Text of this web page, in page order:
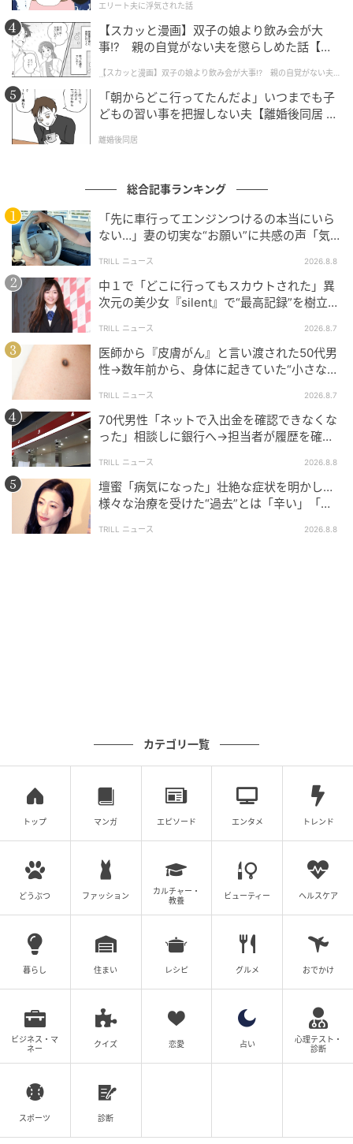
ブログ：五箇野人（ 五箇野人の海外旅日記 ）
全話一覧を見る
クリエイター情報
五箇野人
ン（小学館）で連載中。
の記事をもっとみる
エリート夫に浮気された話
【スカッと漫画】双子の娘より飲み会が大
事!? 親の自覚がない夫を懲らしめた話【第1
【スカッと漫画】双子の娘より飲み会が大事!? 親の自覚がない夫を
懲らしめた話
「朝からどこ行ってたんだよ」いつまでも子
どもの習い事を把握しない夫【離婚後同居 Vo
離婚後同居
総合記事ランキング
「先に車行ってエンジンつけるの本当にいら
ない…」妻の切実な“お願い”に共感の声「気
TRILL ニュース 2026.8.8
中１で「どこに行ってもスカウトされた」異
次元の美少女『silent』で“最高記録”を樹立し
TRILL ニュース 2026.8.7
医師から『皮膚がん』と言い渡された50代男
性→数年前から、身体に起きていた“小さな異
TRILL ニュース 2026.8.7
70代男性「ネットで入出金を確認できなくな
った」相談しに銀行へ→担当者が履歴を確認
TRILL ニュース 2026.8.8
壇蜜「病気になった」壮絶な症状を明かし…
様々な治療を受けた“過去”とは「辛い」「苦
TRILL ニュース 2026.8.8
カテゴリ一覧
トップ マンガ エピソード エンタメ トレンド
どうぶつ ファッション
カルチャー・
教養
ビューティー ヘルスケア
暮らし 住まい レシピ グルメ おでかけ
ビジネス・マ
ネー
クイズ 恋愛 占い
心理テスト・
診断
スポーツ 診断